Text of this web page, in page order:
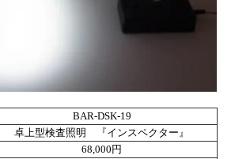
BAR-DSK-19
卓上型検査照明 『インスペクター』
68,000円